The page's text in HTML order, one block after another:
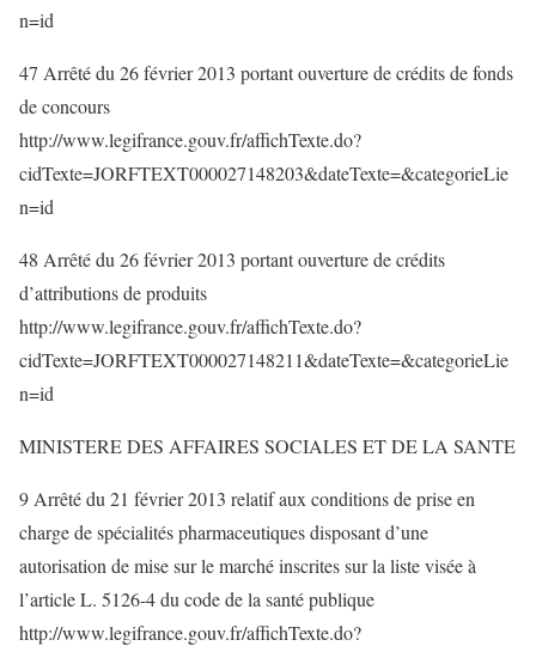
n=id
47 Arrêté du 26 février 2013 portant ouverture de crédits de fonds
de concours
http://www.legifrance.gouv.fr/affichTexte.do?
cidTexte=JORFTEXT000027148203&dateTexte=&categorieLie
n=id
48 Arrêté du 26 février 2013 portant ouverture de crédits
d’attributions de produits
http://www.legifrance.gouv.fr/affichTexte.do?
cidTexte=JORFTEXT000027148211&dateTexte=&categorieLie
n=id
MINISTERE DES AFFAIRES SOCIALES ET DE LA SANTE
9 Arrêté du 21 février 2013 relatif aux conditions de prise en
charge de spécialités pharmaceutiques disposant d’une
autorisation de mise sur le marché inscrites sur la liste visée à
l’article L. 5126-4 du code de la santé publique
http://www.legifrance.gouv.fr/affichTexte.do?